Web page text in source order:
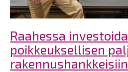
Raahessa
poikkeuksellisen
rakennushankkeisiin